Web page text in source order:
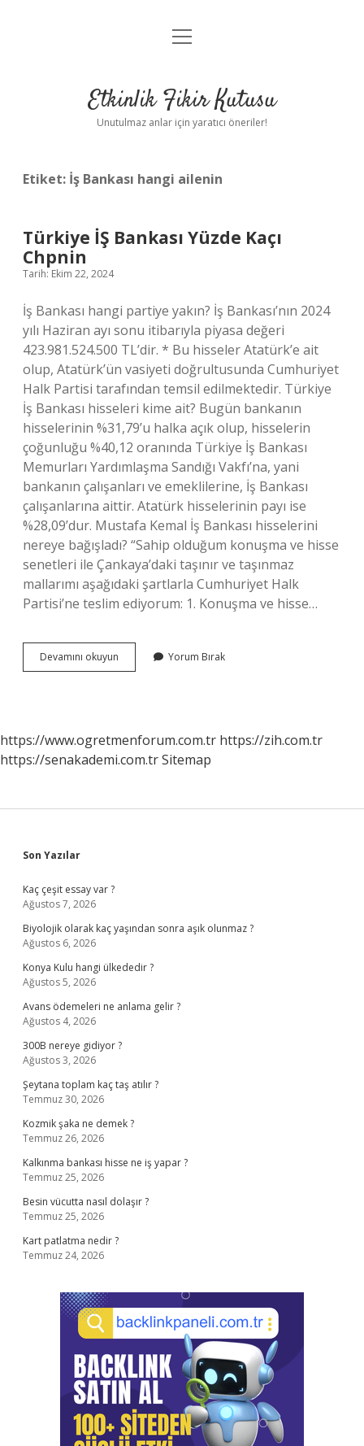
Anasayfa
Yasal Uyarı
menüyü
Etkinlik Fikir Kutusu
Unutulmaz anlar için yaratıcı öneriler!
Etiket: İş Bankası hangi ailenin
Türkiye İŞ Bankası Yüzde Kaçı
Chpnin
Tarih: Ekim 22, 2024
İş Bankası hangi partiye yakın? İş Bankası’nın 2024
yılı Haziran ayı sonu itibarıyla piyasa değeri
423.981.524.500 TL’dir. * Bu hisseler Atatürk’e ait
olup, Atatürk’ün vasiyeti doğrultusunda Cumhuriyet
Halk Partisi tarafından temsil edilmektedir. Türkiye
İş Bankası hisseleri kime ait? Bugün bankanın
hisselerinin %31,79’u halka açık olup, hisselerin
çoğunluğu %40,12 oranında Türkiye İş Bankası
Memurları Yardımlaşma Sandığı Vakfı’na, yani
bankanın çalışanları ve emeklilerine, İş Bankası
çalışanlarına aittir. Atatürk hisselerinin payı ise
%28,09’dur. Mustafa Kemal İş Bankası hisselerini
nereye bağışladı? “Sahip olduğum konuşma ve hisse
senetleri ile Çankaya’daki taşınır ve taşınmaz
mallarımı aşağıdaki şartlarla Cumhuriyet Halk
Partisi’ne teslim ediyorum: 1. Konuşma ve hisse…
Devamını okuyun
İŞ
Yorum Bırak
https://www.ogretmenforum.com.tr https://zih.com.tr
https://senakademi.com.trSitemap
Sidebar
Son Yazılar
Kaç çeşit essay var ?
Ağustos 7, 2026
Biyolojik olarak kaç yaşından sonra aşık olunmaz ?
Ağustos 6, 2026
Konya Kulu hangi ülkededir ?
Ağustos 5, 2026
Avans ödemeleri ne anlama gelir ?
Ağustos 4, 2026
300B nereye gidiyor ?
Ağustos 3, 2026
Şeytana toplam kaç taş atılır ?
Temmuz 30, 2026
Kozmik şaka ne demek ?
Temmuz 26, 2026
Kalkınma bankası hisse ne iş yapar ?
Temmuz 25, 2026
Besin vücutta nasıl dolaşır ?
Temmuz 25, 2026
Kart patlatma nedir ?
Temmuz 24, 2026